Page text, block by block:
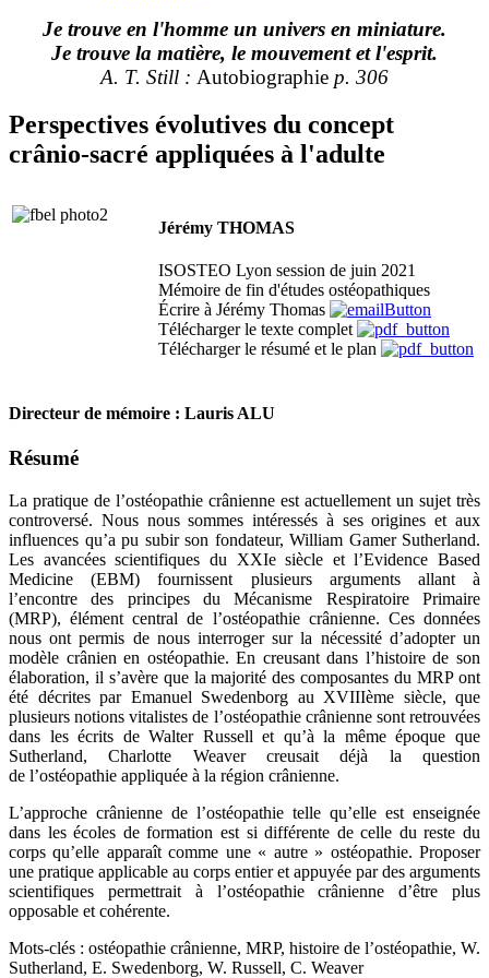
Je trouve en l'homme un univers en miniature.
Je trouve la matière, le mouvement et l'esprit.
A. T. Still : Autobiographie p. 306
Perspectives évolutives du concept
crânio-sacré appliquées à l'adulte
Jérémy THOMAS
ISOSTEO Lyon session de juin 2021
Mémoire de fin d'études ostéopathiques
Écrire à Jérémy Thomas
Télécharger le texte complet
Télécharger le résumé et le plan
Directeur de mémoire : Lauris ALU
Résumé
La pratique de l’ostéopathie crânienne est actuellement un sujet très
controversé. Nous nous sommes intéressés à ses origines et aux
influences qu’a pu subir son fondateur, William Gamer Sutherland.
Les avancées scientifiques du XXIe siècle et l’Evidence Based
Medicine (EBM) fournissent plusieurs arguments allant à
l’encontre des principes du Mécanisme Respiratoire Primaire
(MRP), élément central de l’ostéopathie crânienne. Ces données
nous ont permis de nous interroger sur la nécessité d’adopter un
modèle crânien en ostéopathie. En creusant dans l’histoire de son
élaboration, il s’avère que la majorité des composantes du MRP ont
été décrites par Emanuel Swedenborg au XVIIIème siècle, que
plusieurs notions vitalistes de l’ostéopathie crânienne sont retrouvées
dans les écrits de Walter Russell et qu’à la même époque que
Sutherland, Charlotte Weaver creusait déjà la question
de l’ostéopathie appliquée à la région crânienne.
L’approche crânienne de l’ostéopathie telle qu’elle est enseignée
dans les écoles de formation est si différente de celle du reste du
corps qu’elle apparaît comme une « autre » ostéopathie. Proposer
une pratique applicable au corps entier et appuyée par des arguments
scientifiques permettrait à l’ostéopathie crânienne d’être plus
opposable et cohérente.
Mots-clés : ostéopathie crânienne, MRP, histoire de l’ostéopathie, W.
Sutherland, E. Swedenborg, W. Russell, C. Weaver